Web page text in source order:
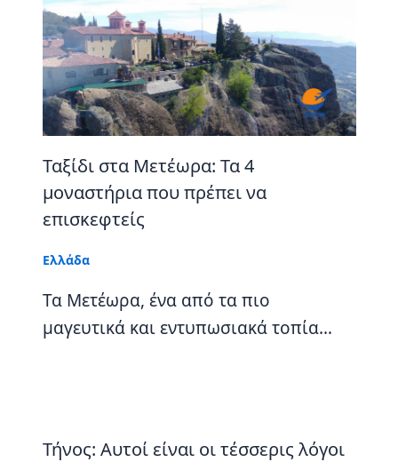
Ταξίδι στα Μετέωρα: Τα 4
μοναστήρια που πρέπει να
επισκεφτείς
Ελλάδα
Τα Μετέωρα, ένα από τα πιο
μαγευτικά και εντυπωσιακά τοπία…
Τήνος: Αυτοί είναι οι τέσσερις λόγοι